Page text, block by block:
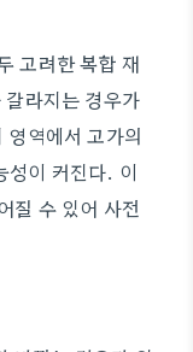
고려한 복합 재
라지는 경우가
역에서 고가의
성이 커진다. 이
질 수 있어 사전